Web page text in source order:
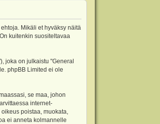
Mikäli et hyväksy näitä
kuitenkin suositeltavaa
joka on julkaistu "General
phpBB Limited ei ole
se maa, johon
internet-
poistaa, muokata,
ei anneta kolmannelle